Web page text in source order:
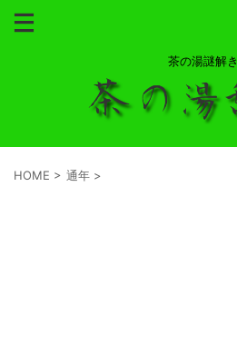
茶の湯謎解き
HOME > 通年 >